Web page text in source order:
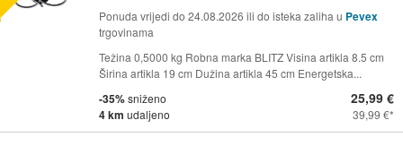
Ponuda vrijedi do 24.08.2026 ili do isteka zaliha u Pevex
trgovinama
Težina 0,5000 kg Robna marka BLITZ Visina artikla 8.5 cm
Širina artikla 19 cm Dužina artikla 45 cm Energetska...
-35%sniženo
4 km udaljeno
25,99 €
39,99 €